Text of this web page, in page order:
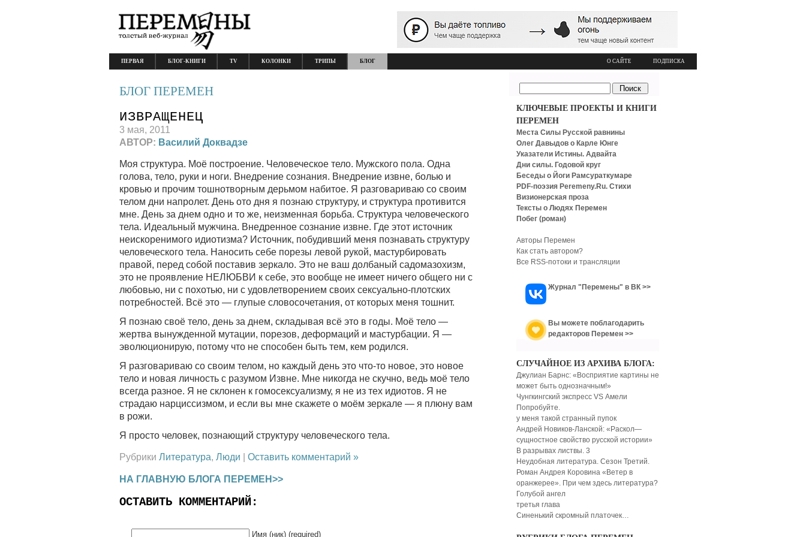
О САЙТЕ ПОДПИСКА
ПЕРВАЯ БЛОГ-КНИГИ TV КОЛОНКИ ТРИПЫ БЛОГ
БЛОГ ПЕРЕМЕН
ИЗВРАЩЕНЕЦ
3 мая, 2011
АВТОР: Василий Доквадзе
Моя структура. Моё построение. Человеческое тело. Мужского пола. Одна
голова, тело, руки и ноги. Внедрение сознания. Внедрение извне, болью и
кровью и прочим тошнотворным дерьмом набитое. Я разговариваю со своим
телом дни напролет. День ото дня я познаю структуру, и структура противится
мне. День за днем одно и то же, неизменная борьба. Структура человеческого
тела. Идеальный мужчина. Внедренное сознание извне. Где этот источник
неискоренимого идиотизма? Источник, побудивший меня познавать структуру
человеческого тела. Наносить себе порезы левой рукой, мастурбировать
правой, перед собой поставив зеркало. Это не ваш долбаный садомазохизм,
это не проявление НЕЛЮБВИ к себе, это вообще не имеет ничего общего ни с
любовью, ни с похотью, ни с удовлетворением своих сексуально-плотских
потребностей. Всё это — глупые словосочетания, от которых меня тошнит.
Я познаю своё тело, день за днем, складывая всё это в годы. Моё тело —
жертва вынужденной мутации, порезов, деформаций и мастурбации. Я —
эволюционирую, потому что не способен быть тем, кем родился.
Я разговариваю со своим телом, но каждый день это что-то новое, это новое
тело и новая личность с разумом Извне. Мне никогда не скучно, ведь моё тело
всегда разное. Я не склонен к гомосексуализму, я не из тех идиотов. Я не
страдаю нарциссизмом, и если вы мне скажете о моём зеркале — я плюну вам
в рожи.
Я просто человек, познающий структуру человеческого тела.
Рубрики Литература, Люди Оставить комментарий »
НА ГЛАВНУЮ БЛОГА ПЕРЕМЕН>>
ОСТАВИТЬ КОММЕНТАРИЙ:
Имя (ник) (required)
КЛЮЧЕВЫЕ ПРОЕКТЫ И КНИГИ
ПЕРЕМЕН
Места Силы Русской равнины
Олег Давыдов о Карле Юнге
Указатели Истины. Адвайта
Дни силы. Годовой круг
Беседы о Йоги Рамсураткумаре
PDF-поэзия Peremeny.Ru. Стихи
Визионерская проза
Тексты о Людях Перемен
Побег (роман)
Авторы Перемен
Как стать автором?
Все RSS-потоки и трансляции
Журнал "Перемены" в ВК >>
Вы можете поблагодарить
редакторов Перемен >>
СЛУЧАЙНОЕ ИЗ АРХИВА БЛОГА:
Джулиан Барнс: «Восприятие картины не
может быть однозначным!»
Чунгкингский экспресс VS Амели
Попробуйте.
у меня такой странный пупок
Андрей Новиков-Ланской: «Раскол—
сущностное свойство русской истории»
В разрывах листвы. 3
Неудобная литература. Сезон Третий.
Роман Андрея Коровина «Ветер в
оранжерее». При чем здесь литература?
Голубой ангел
третья глава
Синенький скромный платочек…